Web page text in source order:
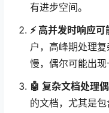
有进步空间。
⚡ 高并发时响应可
户，高峰期处理
慢，偶尔可能出现
🤖 复杂文档处理
的文档，尤其是